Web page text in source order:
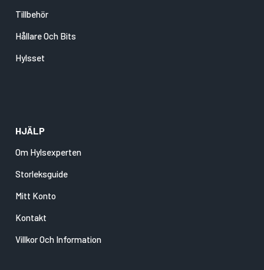
Tillbehör
Hållare Och Bits
Hylsset
HJÄLP
Om Hylsexperten
Storleksguide
Mitt Konto
Kontakt
Villkor Och Information